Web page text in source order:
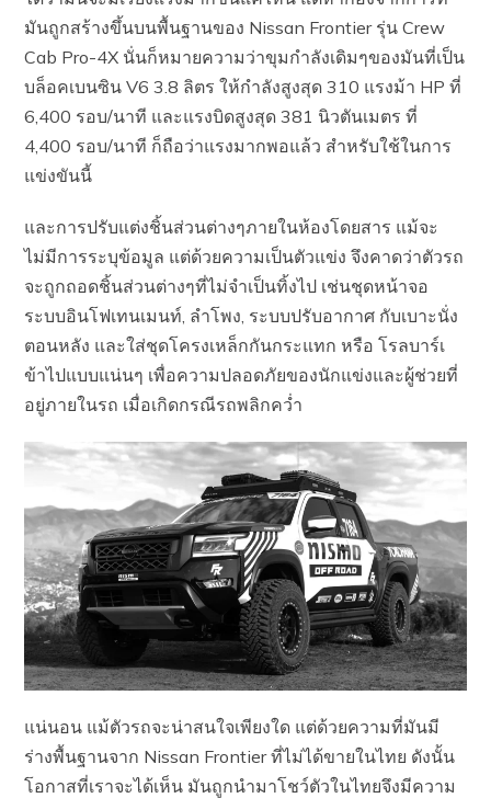
มันถูกสร้างขึ้นบนพื้นฐานของ Nissan Frontier รุ่น Crew
Cab Pro-4X นั่นก็หมายความว่าขุมกำลังเดิมๆของมันที่เป็น
บล็อคเบนซิน V6 3.8 ลิตร ให้กำลังสูงสุด 310 แรงม้า HP ที่
6,400 รอบ/นาที และแรงบิดสูงสุด 381 นิวตันเมตร ที่
4,400 รอบ/นาที ก็ถือว่าแรงมากพอแล้ว สำหรับใช้ในการ
แข่งขันนี้
และการปรับแต่งชิ้นส่วนต่างๆภายในห้องโดยสาร แม้จะ
ไม่มีการระบุข้อมูล แต่ด้วยความเป็นตัวแข่ง จึงคาดว่าตัวรถ
จะถูกถอดชิ้นส่วนต่างๆที่ไม่จำเป็นทิ้งไป เช่นชุดหน้าจอ
ระบบอินโฟเทนเมนท์, ลำโพง, ระบบปรับอากาศ กับเบาะนั่ง
ตอนหลัง และใส่ชุดโครงเหล็กกันกระแทก หรือ โรลบาร์เ
ข้าไปแบบแน่นๆ เพื่อความปลอดภัยของนักแข่งและผู้ช่วยที่
อยู่ภายในรถ เมื่อเกิดกรณีรถพลิกคว่ำ
แน่นอน แม้ตัวรถจะน่าสนใจเพียงใด แต่ด้วยความที่มันมี
ร่างพื้นฐานจาก Nissan Frontier ที่ไม่ได้ขายในไทย ดังนั้น
โอกาสที่เราจะได้เห็น มันถูกนำมาโชว์ตัวในไทยจึงมีความ